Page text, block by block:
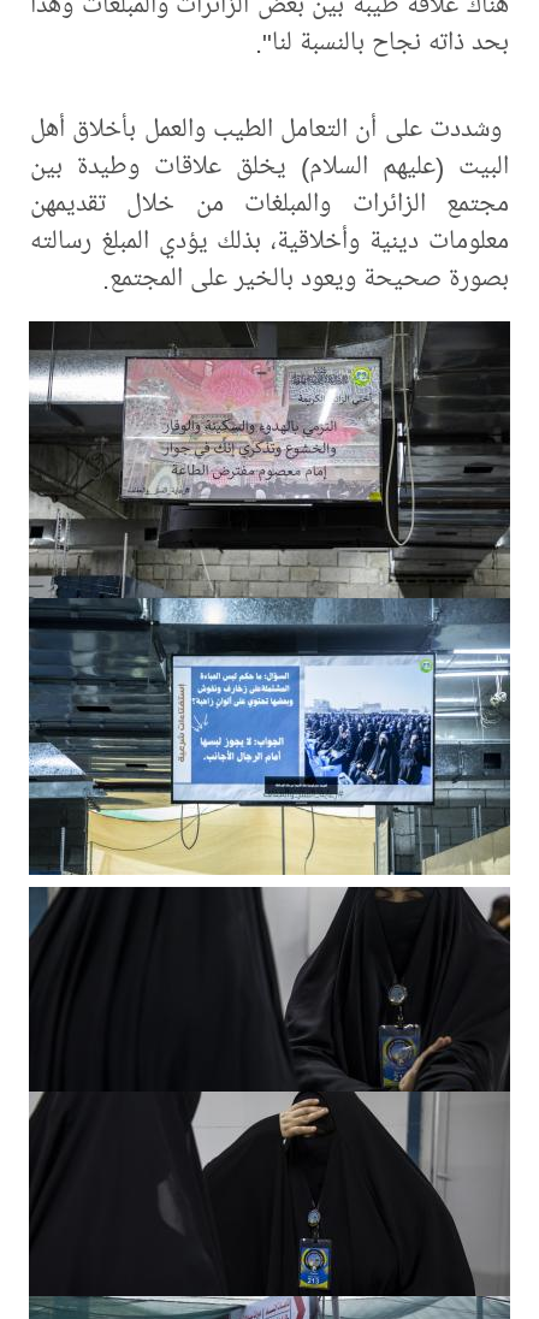
بحد ذاته نجاح بالنسبة لنا".
وشددت على أن التعامل الطيب والعمل بأخلاق أهل
البيت (عليهم السلام) يخلق علاقات وطيدة بين
مجتمع الزائرات والمبلغات من خلال تقديمهن
معلومات دينية وأخلاقية، بذلك يؤدي المبلغ رسالته
بصورة صحيحة ويعود بالخير على المجتمع.